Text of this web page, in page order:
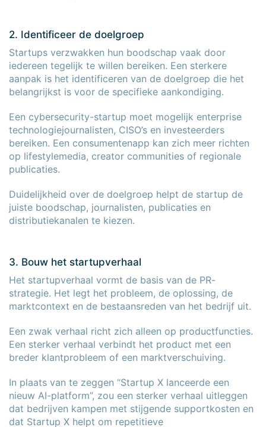
2. Identificeer de doelgroep
Startups verzwakken hun boodschap vaak door
iedereen tegelijk te willen bereiken. Een sterkere
aanpak is het identificeren van de doelgroep die het
belangrijkst is voor de specifieke aankondiging.
Een cybersecurity-startup moet mogelijk enterprise
technologiejournalisten, CISO’s en investeerders
bereiken. Een consumentenapp kan zich meer richten
op lifestylemedia, creator communities of regionale
publicaties.
Duidelijkheid over de doelgroep helpt de startup de
juiste boodschap, journalisten, publicaties en
distributiekanalen te kiezen.
3. Bouw het startupverhaal
Het startupverhaal vormt de basis van de PR-
strategie. Het legt het probleem, de oplossing, de
marktcontext en de bestaansreden van het bedrijf uit.
Een zwak verhaal richt zich alleen op productfuncties.
Een sterker verhaal verbindt het product met een
breder klantprobleem of een marktverschuiving.
In plaats van te zeggen “Startup X lanceerde een
nieuw AI-platform”, zou een sterker verhaal uitleggen
dat bedrijven kampen met stijgende supportkosten en
dat Startup X helpt om repetitieve